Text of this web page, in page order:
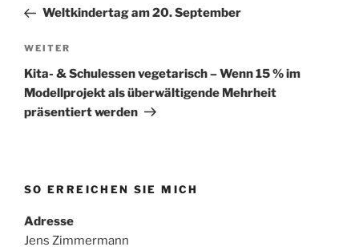
Beitrag
Weltkindertag am 20. September
Nächster
Beitrag
WEITER
Kita- & Schulessen vegetarisch – Wenn 15 % im
Modellprojekt als überwältigende Mehrheit
präsentiert werden
SO ERREICHEN SIE MICH
Adresse
Jens Zimmermann